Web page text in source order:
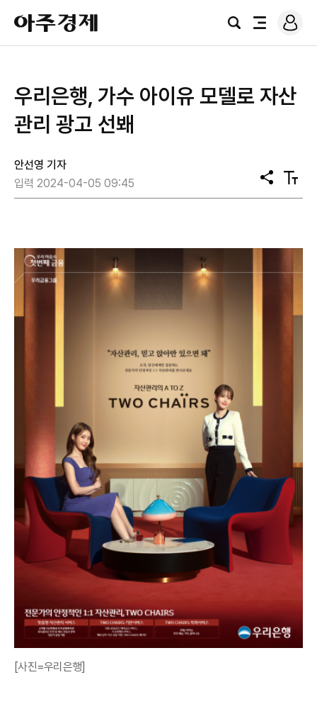
아
주
경
검
전
로
그
우리은행, 가수 아이유 모델로 자산
관리 광고 선봬
안선영 기자
입력 2024-04-05 09:45
공
유
텍
스
[사진=우리은행]